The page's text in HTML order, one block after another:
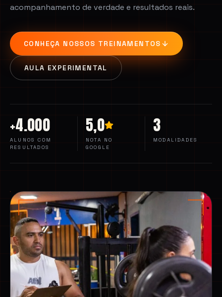
acompanhamento de verdade e resultados reais.
CONHEÇA NOSSOS TREINAMENTOS
AULA EXPERIMENTAL
+4.000
ALUNOS COM
RESULTADOS
5,0
NOTA NO
GOOGLE
3
MODALIDADES